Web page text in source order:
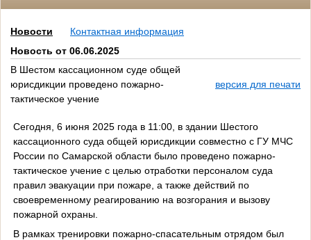
Новости
Контактная информация
Новость от 06.06.2025
В Шестом кассационном суде общей
юрисдикции проведено пожарно-
тактическое учение
версия для печати
Сегодня, 6 июня 2025 года в 11:00, в здании Шестого
кассационного суда общей юрисдикции совместно с ГУ МЧС
России по Самарской области было проведено пожарно-
тактическое учение с целью отработки персоналом суда
правил эвакуации при пожаре, а также действий по
своевременному реагированию на возгорания и вызову
пожарной охраны.
В рамках тренировки пожарно-спасательным отрядом был